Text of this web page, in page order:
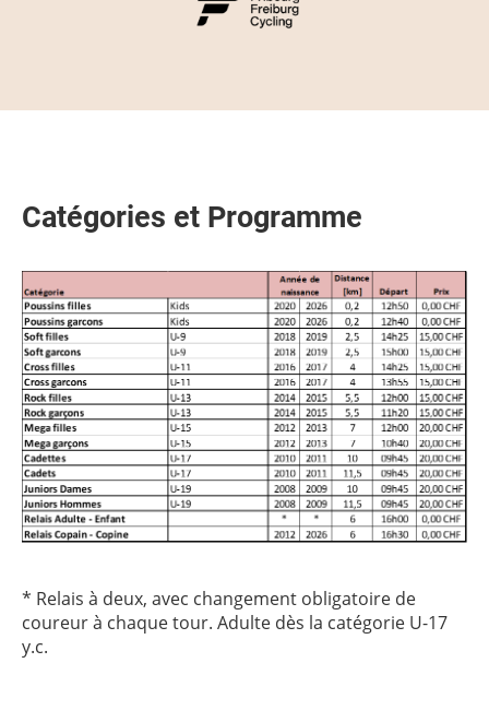
Catégories et Programme
* Relais à deux, avec changement obligatoire de
coureur à chaque tour. Adulte dès la catégorie U-17
y.c.